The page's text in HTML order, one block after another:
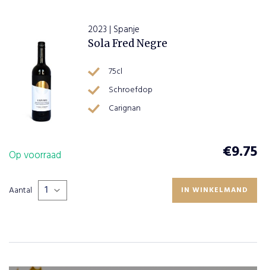
2023 | Spanje
Sola Fred Negre
75cl
Schroefdop
Carignan
Op voorraad €9.75
Aantal IN WINKELMAND
PLAATS